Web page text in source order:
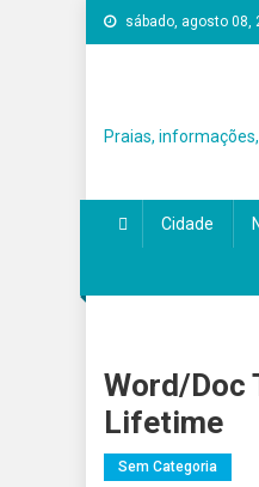
Skip
to
sábado, agosto 08,
Praias,
Cidade
Word/Doc
Lifetime
Sem Categoria